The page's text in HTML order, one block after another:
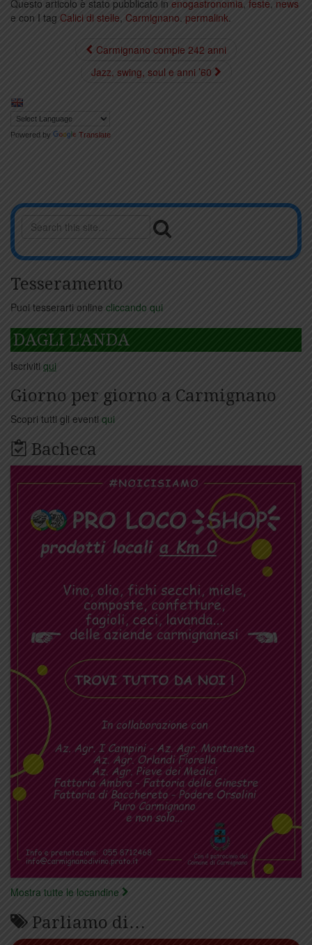
Questo articolo è stato pubblicato in enogastronomia, feste, news
e con I tag Calici di stelle, Carmignano. permalink.
Carmignano compie 242 anni
Jazz, swing, soul e anni ’60
Powered by Translate
Tesseramento
Puoi tesserarti online cliccando qui
DAGLI L'ANDA
Iscriviti qui
Giorno per giorno a Carmignano
Scopri tutti gli eventi qui
Bacheca
Mostra tutte le locandine
Parliamo di…